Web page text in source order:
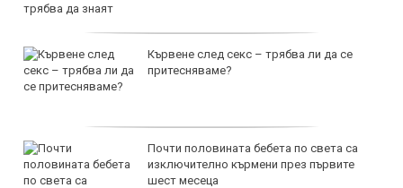
Кървене след секс – трябва ли да се
притесняваме?
Почти половината бебета по света са
изключително кърмени през първите
шест месеца